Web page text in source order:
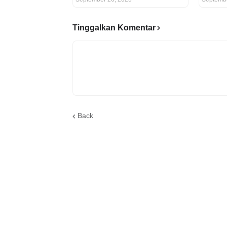
Tinggalkan Komentar
Back